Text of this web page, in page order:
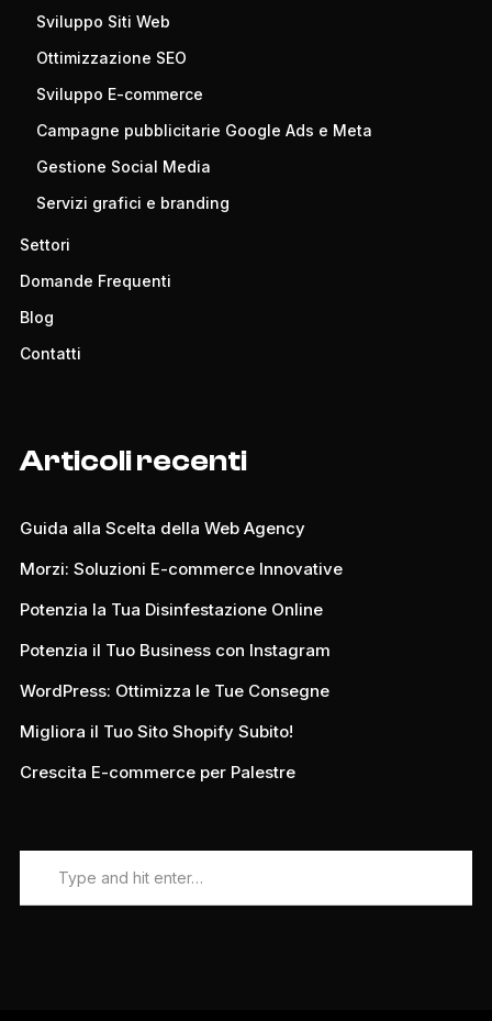
Sviluppo Siti Web
Ottimizzazione SEO
Sviluppo E-commerce
Campagne pubblicitarie Google Ads e Meta
Gestione Social Media
Servizi grafici e branding
Settori
Domande Frequenti
Blog
Contatti
Articoli recenti
Guida alla Scelta della Web Agency
Morzi: Soluzioni E-commerce Innovative
Potenzia la Tua Disinfestazione Online
Potenzia il Tuo Business con Instagram
WordPress: Ottimizza le Tue Consegne
Migliora il Tuo Sito Shopify Subito!
Crescita E-commerce per Palestre